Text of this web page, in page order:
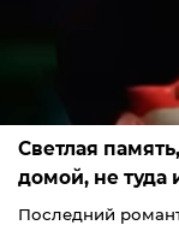
Светлая
домой, не туда
Последний